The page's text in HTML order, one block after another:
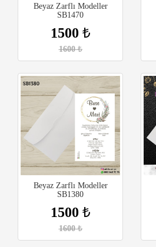
Beyaz Zarflı Modeller
SB1470
1500 ₺
1600₺
Beyaz Zarflı Modeller
SB1380
1500 ₺
1600₺